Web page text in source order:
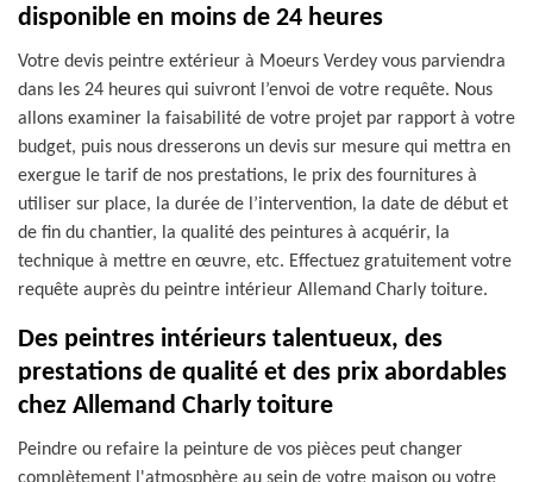
disponible en moins de 24 heures
Votre devis peintre extérieur à Moeurs Verdey vous parviendra
dans les 24 heures qui suivront l’envoi de votre requête. Nous
allons examiner la faisabilité de votre projet par rapport à votre
budget, puis nous dresserons un devis sur mesure qui mettra en
exergue le tarif de nos prestations, le prix des fournitures à
utiliser sur place, la durée de l’intervention, la date de début et
de fin du chantier, la qualité des peintures à acquérir, la
technique à mettre en œuvre, etc. Effectuez gratuitement votre
requête auprès du peintre intérieur Allemand Charly toiture.
Des peintres intérieurs talentueux, des
prestations de qualité et des prix abordables
chez Allemand Charly toiture
Peindre ou refaire la peinture de vos pièces peut changer